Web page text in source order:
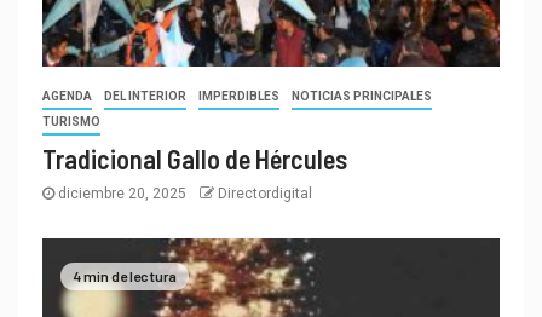
AGENDA DEL INTERIOR IMPERDIBLES
NOTICIAS PRINCIPALES
TURISMO
Tradicional Gallo de Hércules
diciembre 20, 2025 Directordigital
4 min de lectura